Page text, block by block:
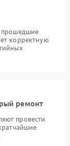
прошедшие
корректную
ремонт
провести